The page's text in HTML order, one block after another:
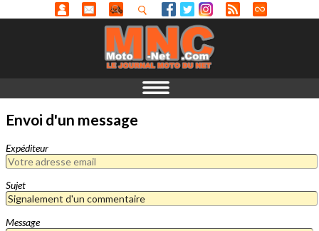
Envoi d'un message
Expéditeur
Sujet
Message